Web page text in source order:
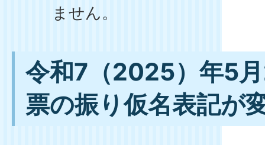
ません。
令和7（2025）年5
票の振り仮名表記が